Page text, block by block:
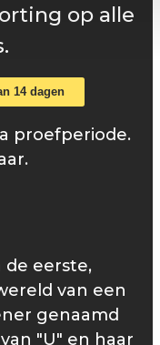
op alle
14 dagen
proefperiode.
eerste,
van een
genaamd
"U" en haar